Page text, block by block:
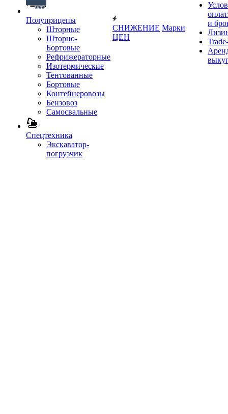
Полуприцепы
Шторные
Шторно-
Бортовые
Рефрижераторные
Изотермические
Тентованные
Бортовые
Контейнеровозы
Бензовоз
Самосвальные
Спецтехника
Экскаватор-
погрузчик
СНИЖЕНИЕ
ЦЕН
Марки
и